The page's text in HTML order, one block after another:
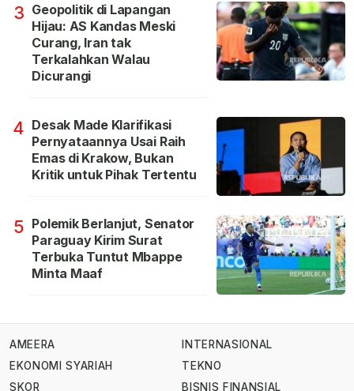
3 Geopolitik di Lapangan
Hijau: AS Kandas Meski
Curang, Iran tak
Terkalahkan Walau
Dicurangi
4 Desak Made Klarifikasi
Pernyataannya Usai Raih
Emas di Krakow, Bukan
Kritik untuk Pihak Tertentu
5 Polemik Berlanjut, Senator
Paraguay Kirim Surat
Terbuka Tuntut Mbappe
Minta Maaf
AMEERA
EKONOMI SYARIAH
SKOR
INTERNASIONAL
TEKNO
BISNIS FINANSIAL